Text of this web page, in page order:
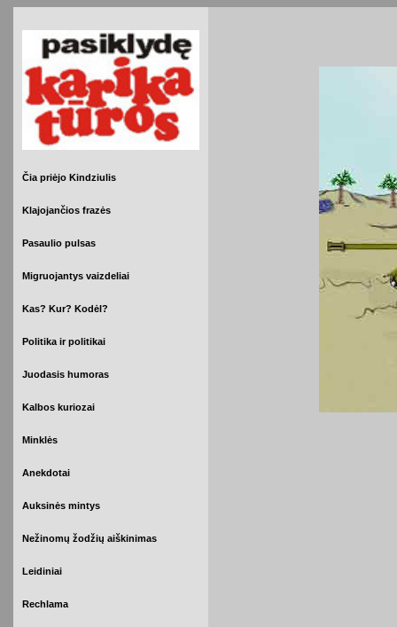
Čia priėjo Kindziulis
Klajojančios frazės
Pasaulio pulsas
Migruojantys vaizdeliai
Kas? Kur? Kodėl?
Politika ir politikai
Juodasis humoras
Kalbos kuriozai
Minklės
Anekdotai
Auksinės mintys
Nežinomų žodžių aiškinimas
Leidiniai
Rechlama